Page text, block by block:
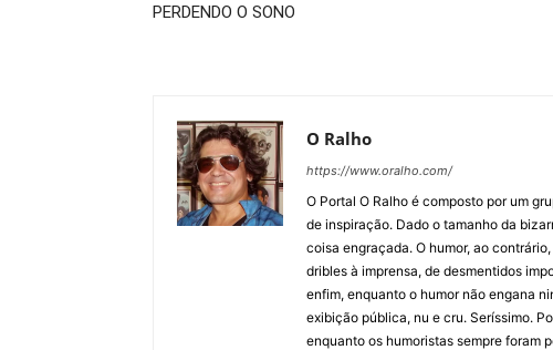
PERDENDO O SONO
O Ralho
https://www.oralho.com/
O Portal O Ralho é composto por um
de inspiração. Dado o tamanho da
coisa engraçada. O humor, ao
dribles à imprensa, de desmentidos
enfim, enquanto o humor não engana
exibição pública, nu e cru. Seríssimo.
enquanto os humoristas sempre foram